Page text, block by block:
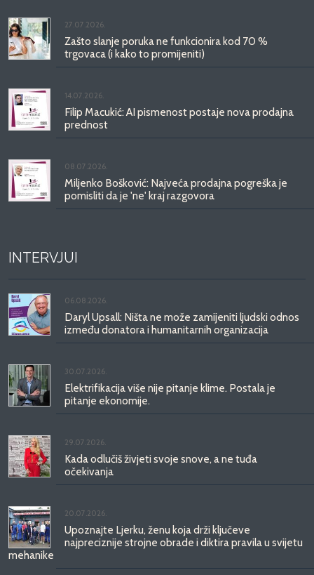
27.07.2026.
Zašto slanje poruka ne funkcionira kod 70 %
trgovaca (i kako to promijeniti)
14.07.2026.
Filip Macukić: AI pismenost postaje nova prodajna
prednost
08.07.2026.
Miljenko Bošković: Najveća prodajna pogreška je
pomisliti da je 'ne' kraj razgovora
INTERVJUI
06.08.2026.
Daryl Upsall: Ništa ne može zamijeniti ljudski odnos
između donatora i humanitarnih organizacija
30.07.2026.
Elektrifikacija više nije pitanje klime. Postala je
pitanje ekonomije.
29.07.2026.
Kada odlučiš živjeti svoje snove, a ne tuđa
očekivanja
20.07.2026.
Upoznajte Ljerku, ženu koja drži ključeve
najpreciznije strojne obrade i diktira pravila u svijetu
mehanike